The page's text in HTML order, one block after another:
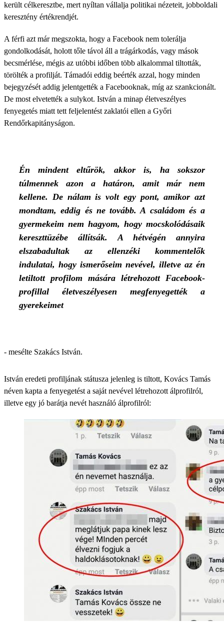
került célkeresztbe, mert nyíltan vállalja politikai nézeteit, jobboldali
keresztény értékrendjét.
A férfi azt már megszokta, hogy a Facebook nem tolerálja
gondolkodását, holott tőle távol áll a trágárkodás, vagy mások
becsmérlése, mégis az utóbbi időben több alkalommal tiltották,
törölték a profilját. Támadói eddig beérték azzal, hogy minden
bejegyzését addig jelentgették a Facebooknak, míg az szankcionált.
De most elvetették a sulykot. István a minap életveszélyes
fenyegetés miatt tett feljelentést zaklatói ellen a Győri
Rendőrkapitányságon.
Én mindent eltűrök, akkor is, ha sokszor
túlmennek azon a határon, amit már nem
kellene. De nálam is volt egy pont, amikor azt
mondtam, eddig és ne tovább. A családom és a
gyermekeim nem hagyom, hogy mocskolódásaik
kereszttüzébe állítsák. A hétvégén annyira
elszabadultak az ellenzéki kommentelők
indulatai, hogy ismerőseim nevével, illetve az én
letiltott profilom mására létrehozott Facebook-
profillal életveszélyesen megfenyegették a
gyerekeimet
- mesélte Szakács István.
István eredeti profiljának státusza jelenleg is tiltott, Kovács Tamás
néven kapta a fenyegetést a saját nevével létrehozott álprofilról,
illetve egy jó barátja nevét használó álprofilról: